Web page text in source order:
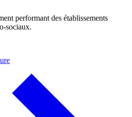
performant des établissements
sociaux.